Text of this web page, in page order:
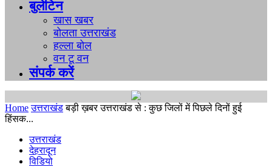
बुलेटिन
खास खबर
बोलता उत्तराखंड
हल्ला बोल
वन टू वन
संपर्क करें
Home उत्तराखंड बड़ी ख़बर उत्तराखंड से : कुछ जिलों में पिछले दिनों हुई
हिंसक...
उत्तराखंड
देहरादून
विडियो